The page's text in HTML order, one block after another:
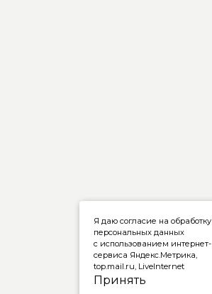
Я даю согласие на обработку
персональных данных
с использованием интернет-
сервиса Яндекс.Метрика,
top.mail.ru, LiveInternet
Принять